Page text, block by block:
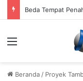
Menu
Beranda / Proyek